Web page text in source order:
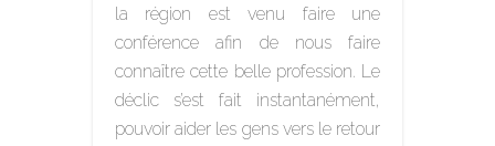
la région est venu faire une
conférence afin de nous faire
connaître cette belle profession. Le
déclic s’est fait instantanément,
pouvoir aider les gens vers le retour